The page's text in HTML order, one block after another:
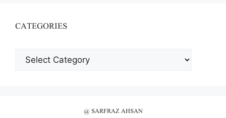
CATEGORIES
CATEGORIES
@ SARFRAZ AHSAN